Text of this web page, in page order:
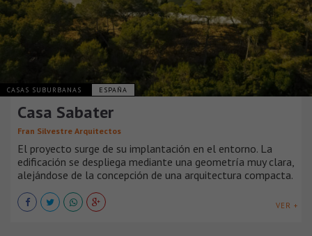
CASAS SUBURBANAS ESPAÑA
Casa Sabater
Fran Silvestre Arquitectos
El proyecto surge de su implantación en el entorno. La
edificación se despliega mediante una geometría muy clara,
alejándose de la concepción de una arquitectura compacta.
VER +